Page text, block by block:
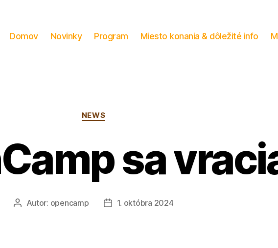
Domov Novinky Program Miesto konania & dôležité info
Kategórie
NEWS
sa
AutorAutor: opencamp
Dátum
1. októbra 2024